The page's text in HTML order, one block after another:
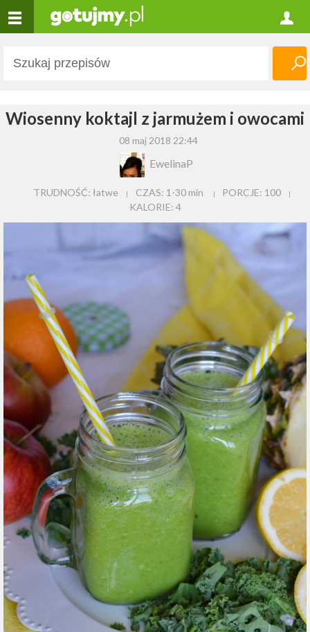
Wiosenny koktajl z jarmużem i owocami
08 maj 2018 22:44
EwelinaP
TRUDNOŚĆ: łatwe CZAS: 1-30 min PORCJE: 100
KALORIE: 4